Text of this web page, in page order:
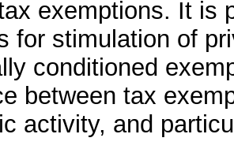
exemptions. It is
for stimulation of
conditioned
between tax
activity, and